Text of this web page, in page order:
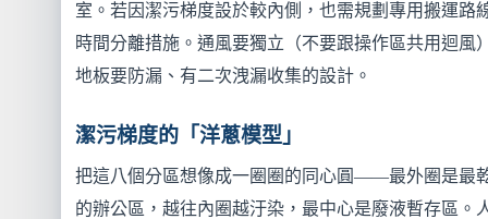
室。若因潔污梯度設於較內側，也需規劃專用搬運路
時間分離措施。通風要獨立（不要跟操作區共用迴風
地板要防漏、有二次洩漏收集的設計。
潔污梯度的「洋蔥模型」
把這八個分區想像成一圈圈的同心圓——最外圈是最
的辦公區，越往內圈越汙染，最中心是廢液暫存區。